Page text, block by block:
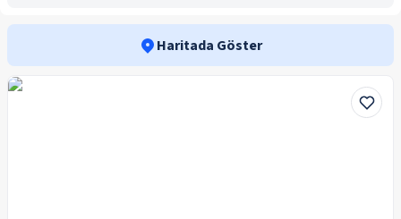
Haritada Göster